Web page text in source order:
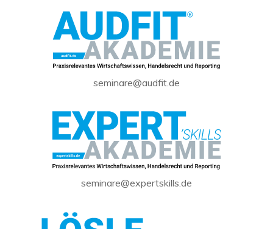
seminare@audfit.de
seminare@expertskills.de